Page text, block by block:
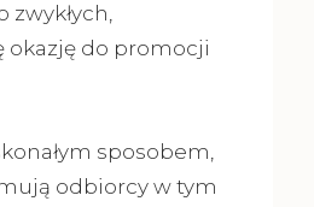
zwykłych,
okazję do promocji
sposobem,
odbiorcy w tym